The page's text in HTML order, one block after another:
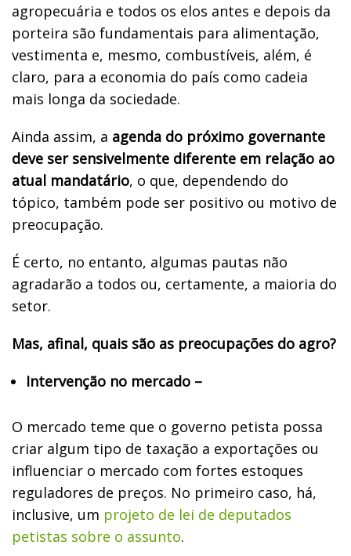
agropecuária e todos os elos antes e depois da
porteira são fundamentais para alimentação,
vestimenta e, mesmo, combustíveis, além, é
claro, para a economia do país como cadeia
mais longa da sociedade.
Ainda assim, a agenda do próximo governante
deve ser sensivelmente diferente em relação ao
atual mandatário, o que, dependendo do
tópico, também pode ser positivo ou motivo de
preocupação.
É certo, no entanto, algumas pautas não
agradarão a todos ou, certamente, a maioria do
setor.
Mas, afinal, quais são as preocupações do agro?
Intervenção no mercado –
O mercado teme que o governo petista possa
criar algum tipo de taxação a exportações ou
influenciar o mercado com fortes estoques
reguladores de preços. No primeiro caso, há,
inclusive, um projeto de lei de deputados
petistas sobre o assunto.